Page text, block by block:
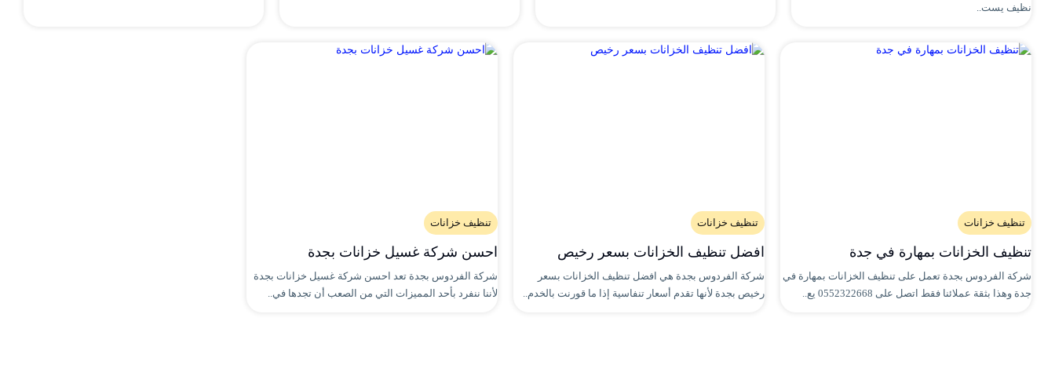
نظيف يست..
تنظيف خزانات
تنظيف الخزانات بمهارة في جدة
شركة الفردوس بجدة تعمل على تنظيف الخزانات بمهارة في
جدة وهذا بثقة عملائنا فقط اتصل على 0552322668 يع..
تنظيف خزانات
افضل تنظيف الخزانات بسعر رخيص
شركة الفردوس بجدة هي افضل تنظيف الخزانات بسعر
رخيص بجدة لأنها تقدم أسعار تنفاسية إذا ما قورنت بالخدم..
تنظيف خزانات
احسن شركة غسيل خزانات بجدة
شركة الفردوس بجدة تعد احسن شركة غسيل خزانات بجدة
لأننا ننفرد بأحد المميزات التي من الصعب أن تجدها في..